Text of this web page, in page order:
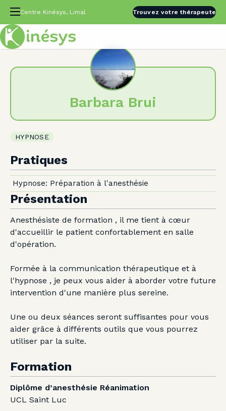
Centre Kinésys, Limal Trouvez votre thérapeute
Barbara Brui
HYPNOSE
Pratiques
Hypnose: Préparation à l'anesthésie
Présentation
Anesthésiste de formation , il me tient à cœur
d'accueillir le patient confortablement en salle
d'opération.
Formée à la communication thérapeutique et à
l'hypnose , je peux vous aider à aborder votre future
intervention d'une manière plus sereine.
Une ou deux séances seront suffisantes pour vous
aider grâce à différents outils que vous pourrez
utiliser par la suite.
Formation
Diplôme d’anesthésie Réanimation
UCL Saint Luc